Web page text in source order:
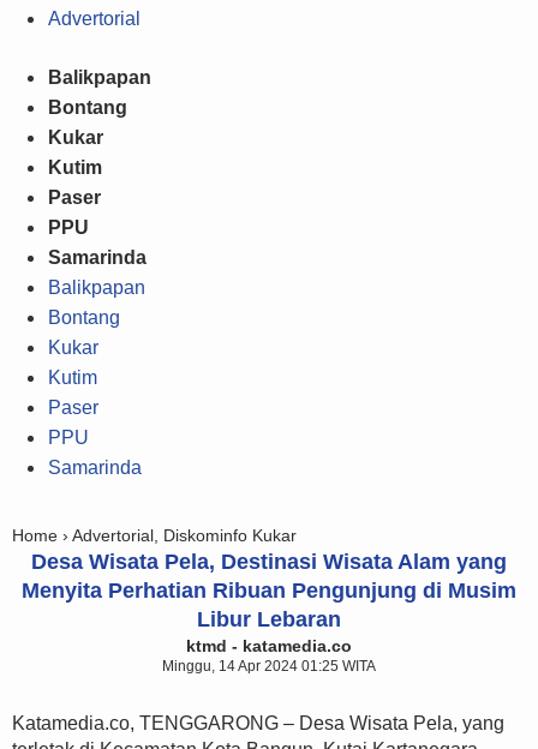
Advertorial
Balikpapan
Bontang
Kukar
Kutim
Paser
PPU
Samarinda
Balikpapan
Bontang
Kukar
Kutim
Paser
PPU
Samarinda
Home › Advertorial Diskominfo Kukar
Desa Wisata Pela, Destinasi Wisata Alam yang
Menyita Perhatian Ribuan Pengunjung di Musim
Libur Lebaran
ktmd - katamedia.co
Minggu, 14 Apr 2024 01:25 WITA
Katamedia.co, TENGGARONG – Desa Wisata Pela, yang